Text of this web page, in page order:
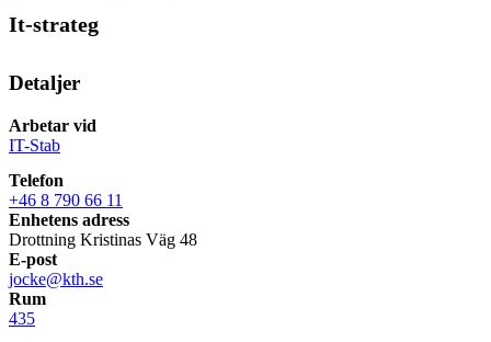
It-strateg
Detaljer
Arbetar vid
IT-Stab
Telefon
+46 8 790 66 11
Enhetens adress
Drottning Kristinas Väg 48
E-post
jocke@kth.se
Rum
435